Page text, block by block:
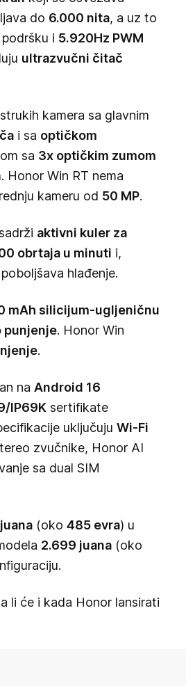
do 6.000 nita, a uz to
i 5.920Hz PWM
ultrazvučni čitač
kamera sa glavnim
i sa optičkom
sa 3x optičkim zumom
Honor Win RT nema
kameru od 50 MP.
aktivni kuler za
obrtaja u minuti i,
hlađenje.
mAh silicijum-ugljeničnu
punjenje. Honor Win
.
na Android 16
IP69K sertifikate
uključuju Wi-Fi
zvučnike, Honor AI
sa dual SIM
(oko 485 evra) u
2.699 juana (oko
li će i kada Honor lansirati